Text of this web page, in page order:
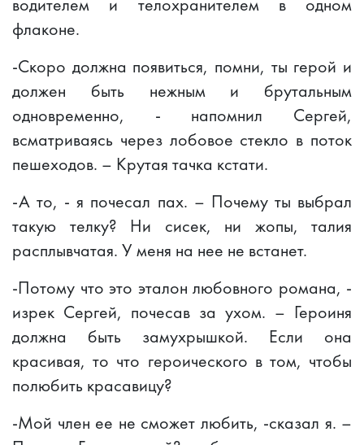
водителем и телохранителем в одном
флаконе.
-Скоро должна появиться, помни, ты герой и
должен быть нежным и брутальным
одновременно, - напомнил Сергей,
всматриваясь через лобовое стекло в поток
пешеходов. – Крутая тачка кстати.
-А то, - я почесал пах. – Почему ты выбрал
такую телку? Ни сисек, ни жопы, талия
расплывчатая. У меня на нее не встанет.
-Потому что это эталон любовного романа, -
изрек Сергей, почесав за ухом. – Героиня
должна быть замухрышкой. Если она
красивая, то что героического в том, чтобы
полюбить красавицу?
-Мой член ее не сможет любить, -сказал я. –